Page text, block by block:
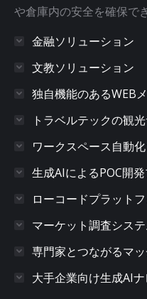
や倉庫内の安全を確保で
金融ソリューション
文教ソリューション
独自機能のあるWEB
トラベルテックの観
ワークスペース自動
生成AIによるPOC開
ローコードプラット
マーケット調査シス
専門家とつながるマ
大手企業向け生成AI